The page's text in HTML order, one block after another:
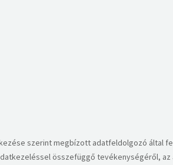
szerint megbízott adatfeldolgozó által
összefüggő tevékenységéről, az